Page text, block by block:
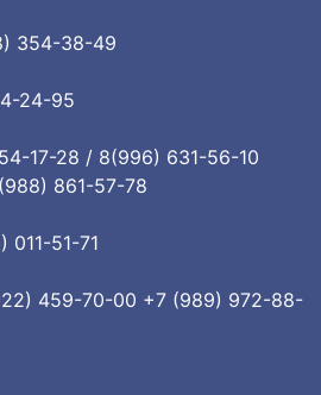
354-38-49
24-95
17-28 / 8(996) 631-56-10
861-57-78
011-51-71
459-70-00 +7 (989) 972-88-